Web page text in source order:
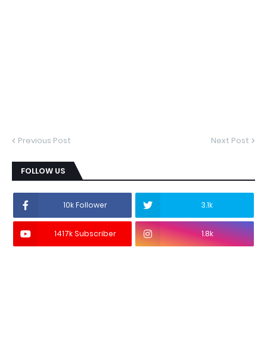
Previous Post Next Post
FOLLOW US
10k Follower 3.1k
1417k Subscriber 1.8k